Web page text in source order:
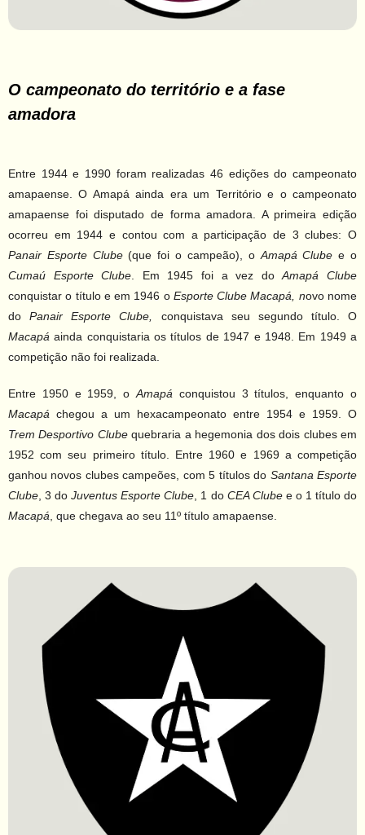
O campeonato do território e a fase
amadora
Entre 1944 e 1990 foram realizadas 46 edições do campeonato
amapaense. O Amapá ainda era um Território e o campeonato
amapaense foi disputado de forma amadora. A primeira edição
ocorreu em 1944 e contou com a participação de 3 clubes: O
Panair Esporte Clube(que foi o campeão), oAmapá Clube e o
Cumaú Esporte Clube. Em 1945 foi a vez doAmapá Clube
conquistar o título e em 1946 o Esporte Clube Macapá, novo nome
doPanair Esporte Clube, conquistava seu segundo título. O
Macapá ainda conquistaria os títulos de 1947 e 1948. Em 1949 a
competição não foi realizada.
Entre 1950 e 1959, oAmapá conquistou 3 títulos, enquanto o
Macapá chegou a um hexacampeonato entre 1954 e 1959. O
Trem Desportivo Clubequebraria a hegemonia dos dois clubes em
1952 com seu primeiro título. Entre 1960 e 1969 a competição
ganhou novos clubes campeões, com 5 títulos do Santana Esporte
Clube, 3 doJuventus Esporte Clube, 1 do CEA Clubee o 1 título do
Macapá, que chegava ao seu 11º título amapaense.